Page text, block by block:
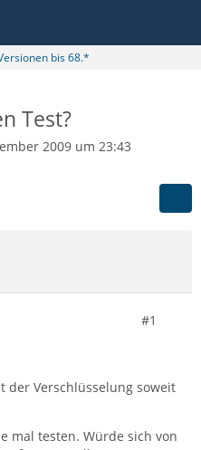
bis 68.*
Test?
2009 um 23:43
#1
der Verschlüsselung soweit
mal testen. Würde sich von